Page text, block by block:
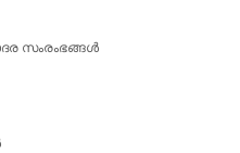
സംരംഭങ്ങള്‍